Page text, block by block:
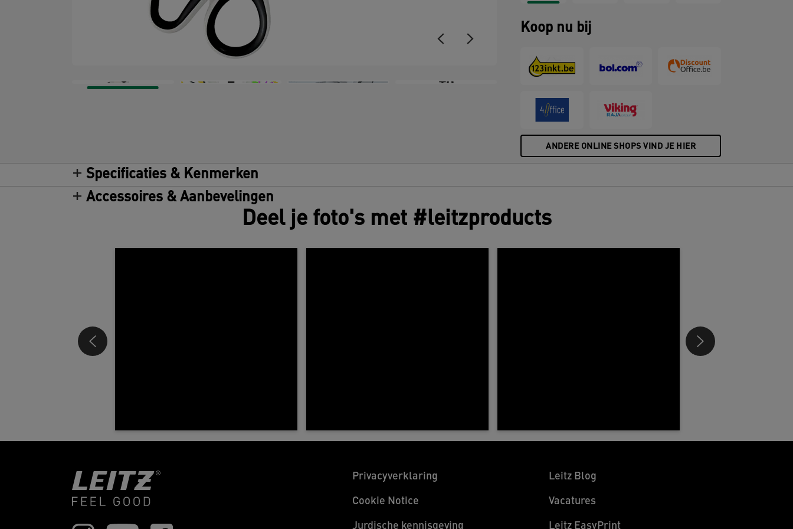
+8
Koop nu bij
ANDERE ONLINE SHOPS VIND JE HIER
Specificaties & Kenmerken
Accessoires & Aanbevelingen
Deel je foto's met #leitzproducts
Privacyverklaring
Cookie Notice
Jurdische kennisgeving
Leitz Blog
Vacatures
Leitz EasyPrint